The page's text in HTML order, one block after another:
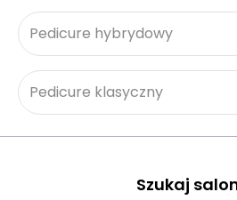
Pedicure hybrydowy
Pedicure klasyczny
Szukaj